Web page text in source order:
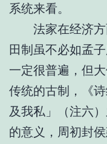
系统来看。
法家在经济方
田制虽不必如孟
一定很普遍，但
传统的古制，《
及我私」（注六
的意义，周初封